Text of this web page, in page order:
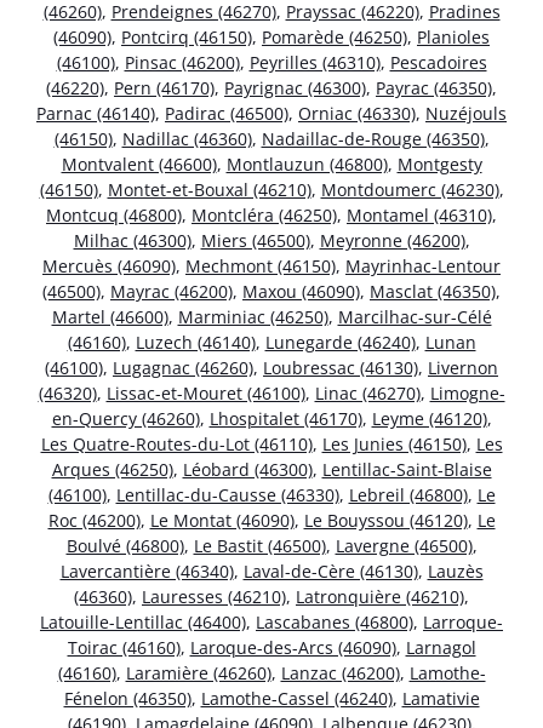
(46260), Prendeignes (46270), Prayssac (46220), Pradines
(46090), Pontcirq (46150), Pomarède (46250), Planioles
(46100), Pinsac (46200), Peyrilles (46310), Pescadoires
(46220), Pern (46170), Payrignac (46300), Payrac (46350),
Parnac (46140), Padirac (46500), Orniac (46330), Nuzéjouls
(46150), Nadillac (46360), Nadaillac-de-Rouge (46350),
Montvalent (46600), Montlauzun (46800), Montgesty
(46150), Montet-et-Bouxal (46210), Montdoumerc (46230),
Montcuq (46800), Montcléra (46250), Montamel (46310),
Milhac (46300), Miers (46500), Meyronne (46200),
Mercuès (46090), Mechmont (46150), Mayrinhac-Lentour
(46500), Mayrac (46200), Maxou (46090), Masclat (46350),
Martel (46600), Marminiac (46250), Marcilhac-sur-Célé
(46160), Luzech (46140), Lunegarde (46240), Lunan
(46100), Lugagnac (46260), Loubressac (46130), Livernon
(46320), Lissac-et-Mouret (46100), Linac (46270), Limogne-
en-Quercy (46260), Lhospitalet (46170), Leyme (46120),
Les Quatre-Routes-du-Lot (46110), Les Junies (46150), Les
Arques (46250), Léobard (46300), Lentillac-Saint-Blaise
(46100), Lentillac-du-Causse (46330), Lebreil (46800), Le
Roc (46200), Le Montat (46090), Le Bouyssou (46120), Le
Boulvé (46800), Le Bastit (46500), Lavergne (46500),
Lavercantière (46340), Laval-de-Cère (46130), Lauzès
(46360), Lauresses (46210), Latronquière (46210),
Latouille-Lentillac (46400), Lascabanes (46800), Larroque-
Toirac (46160), Laroque-des-Arcs (46090), Larnagol
(46160), Laramière (46260), Lanzac (46200), Lamothe-
Fénelon (46350), Lamothe-Cassel (46240), Lamativie